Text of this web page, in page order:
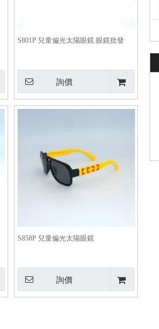
S801P 兒童偏光太陽眼鏡.眼鏡批發
詢價
S858P 兒童偏光太陽眼鏡
詢價